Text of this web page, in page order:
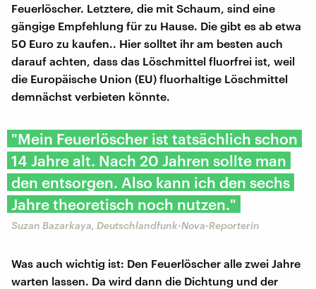
Feuerlöscher. Letztere, die mit Schaum, sind eine
gängige Empfehlung für zu Hause. Die gibt es ab etwa
50 Euro zu kaufen.. Hier solltet ihr am besten auch
darauf achten, dass das Löschmittel fluorfrei ist, weil
die Europäische Union (EU) fluorhaltige Löschmittel
demnächst verbieten könnte.
"Mein Feuerlöscher ist tatsächlich schon
14 Jahre alt. Nach 20 Jahren sollte man
den entsorgen. Also kann ich den sechs
Jahre theoretisch noch nutzen."
Suzan Bazarkaya, Deutschlandfunk-Nova-Reporterin
Was auch wichtig ist: Den Feuerlöscher alle zwei Jahre
warten lassen. Da wird dann die Dichtung und der